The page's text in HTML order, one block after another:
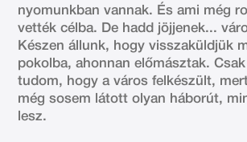
nyomunkban vannak. És ami még
vették célba. De hadd jöjjenek...
Készen állunk, hogy visszaküldjük
pokolba, ahonnan előmásztak.
tudom, hogy a város felkészült,
még sosem látott olyan háborút,
lesz.